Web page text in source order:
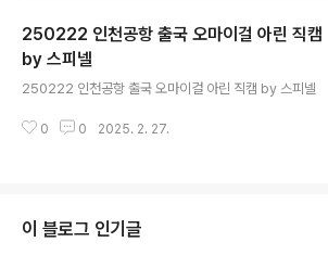
250222 인천공항 출국 오마이걸 아린 직캠
by 스피넬
250222 인천공항 출국 오마이걸 아린 직캠 by 스피넬
0 0 2025. 2. 27.
이 블로그 인기글